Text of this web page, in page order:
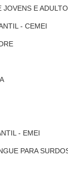
E
- CEMEI
- EMEI
PARA